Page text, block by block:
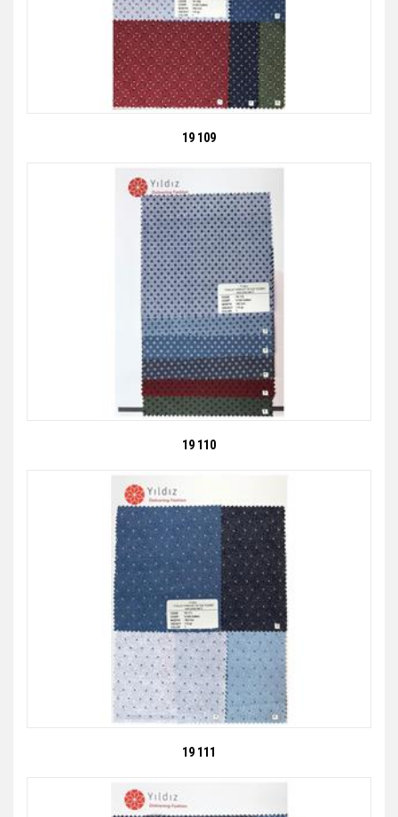
19 109
19 110
19 111